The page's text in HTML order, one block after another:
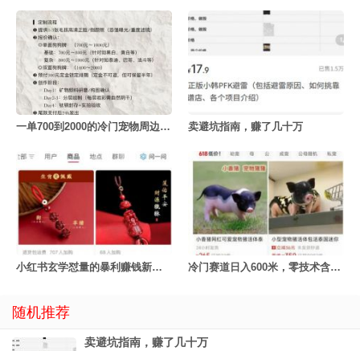
一单700到2000的冷门宠物周边定制项目 卖避坑指南，赚了几十万
小红书玄学怼量的暴利赚钱新玩法 冷门赛道日入600米，零技术含量！
随机推荐
卖避坑指南，赚了几十万